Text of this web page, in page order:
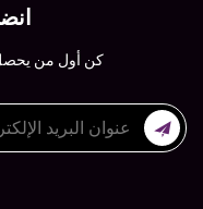
كن أول من